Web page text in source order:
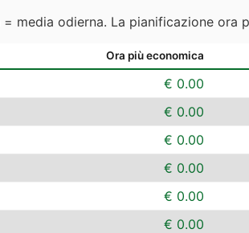
media odierna. La pianificazione ora
Ora più economica
€ 0.00
€ 0.00
€ 0.00
€ 0.00
€ 0.00
€ 0.00